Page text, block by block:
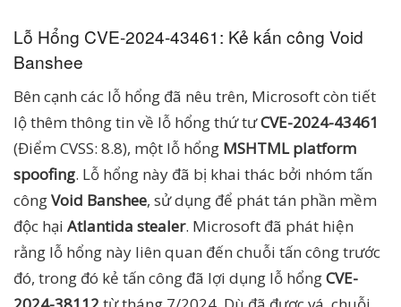
Lỗ Hổng CVE-2024-43461: Kẻ kấn công Void
Banshee
Bên cạnh các lỗ hổng đã nêu trên, Microsoft còn tiết
lộ thêm thông tin về lỗ hổng thứ tưCVE-2024-43461
(Điểm CVSS: 8.8), một lỗ hổng MSHTML platform
spoofing. Lỗ hổng này đã bị khai thác bởi nhóm tấn
côngVoid Banshee, sử dụng để phát tán phần mềm
độc hại Atlantida stealer. Microsoft đã phát hiện
rằng lỗ hổng này liên quan đến chuỗi tấn công trước
đó, trong đó kẻ tấn công đã lợi dụng lỗ hổngCVE-